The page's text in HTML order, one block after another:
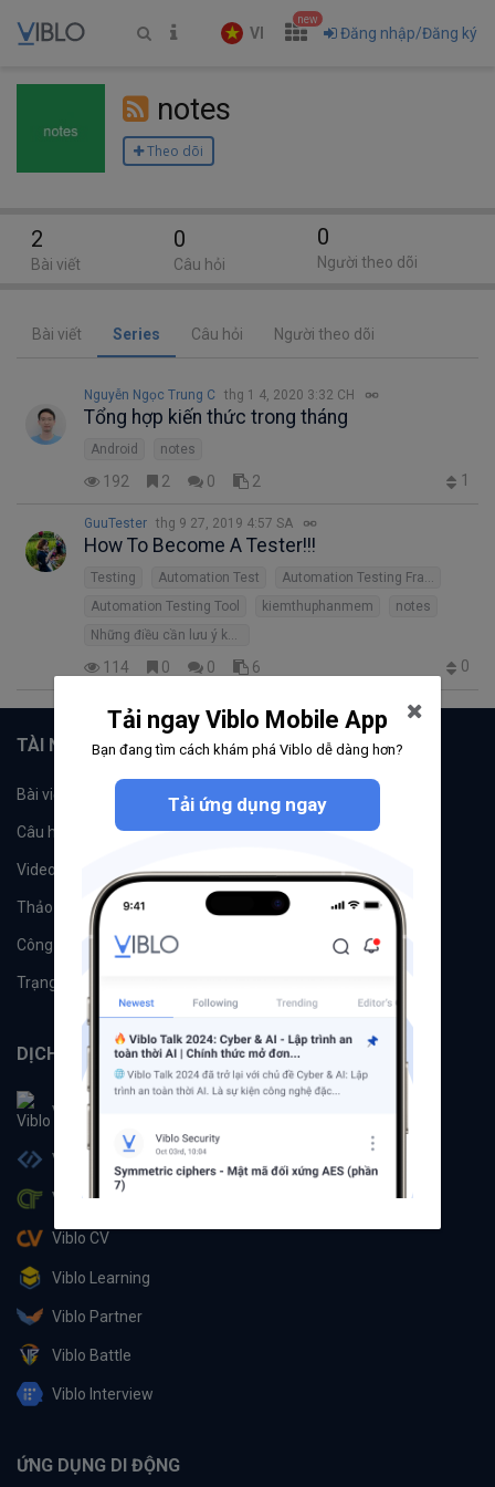
VI
new
Đăng nhập/Đăng ký
notes
Theo dõi
Bài viết Series Câu hỏi Người theo dõi
Nguyễn Ngọc Trung C thg 1 4, 2020 3:32 CH
Tổng hợp kiến thức trong tháng
Android notes
192 2 0 2 1
GuuTester thg 9 27, 2019 4:57 SA
How To Become A Tester!!!
Testing Automation Test
Automation Testing Tool
kiemthuphanmem
notes
114 0 0 6 0
2
Bài viết
0
Câu hỏi
0
Người theo dõi
TÀI NGUYÊN
Bài viết
Câu hỏi Tags
Videos Tác giả
Thảo luận Đề xuất hệ thống
Công cụ Machine Learning
Trạng thái hệ thống
DỊCH VỤ
Viblo
Viblo Code
Viblo CTF
Viblo CV
Viblo Learning
Viblo Partner
Viblo Battle
Viblo Interview
ỨNG DỤNG DI ĐỘNG
Tải ngay Viblo Mobile App
Bạn đang tìm cách khám phá Viblo dễ dàng hơn?
Tải ứng dụng ngay